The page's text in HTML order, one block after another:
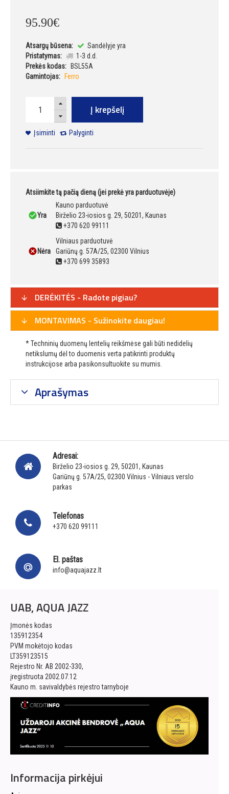
95.90€
Atsargų būsena:
Sandėlyje yra
Pristatymas:
1-3 d.d.
Prekės kodas:
BSL55A
Gamintojas:
Ferro
Į krepšelį
Įsiminti Palyginti
Atsiimkite tą pačią dieną (jei prekė yra parduotuvėje)
Yra
Kauno parduotuvė
Birželio 23-iosios g. 29, 50201, Kaunas
+370 620 99111
Nėra
Vilniaus parduotuvė
Gariūnų g. 57A/25, 02300 Vilnius
+370 699 35893
DERĖKITĖS - Radote pigiau?
MONTAVIMAS - Sužinokite daugiau!
* Techninių duomenų lentelių reikšmėse gali būti nedidelių
netikslumų dėl to duomenis verta patikrinti produktų
instrukcijose arba pasikonsultuokite su mumis.
Aprašymas
Adresai:
Birželio 23-iosios g. 29, 50201, Kaunas
Gariūnų g. 57A/25, 02300 Vilnius - Vilniaus verslo
parkas
Telefonas
+370 620 99111
El. paštas
info@aquajazz.lt
UAB, AQUA JAZZ
Įmonės kodas
135912354
PVM mokėtojo kodas
LT359123515
Rejestro Nr. AB 2002-330,
įregistruota 2002.07.12
Kauno m. savivaldybės rejestro tarnyboje
Informacija pirkėjui